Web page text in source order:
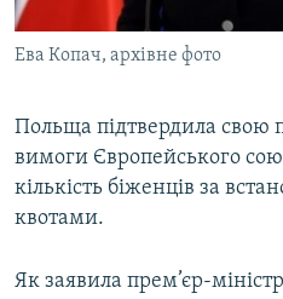
КРИМ РЕАЛІЇ
УКР
КТАТ
Ева Копач, архівне фото
Польща підтвердила свою
вимоги Європейського
кількість біженців за
квотами.
Як заявила прем’єр-